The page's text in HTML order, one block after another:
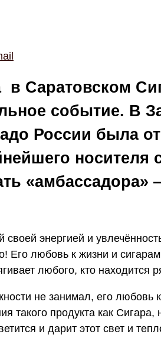
в Саратовском
событие. В
России была
носителя
энергией и
любовь к жизни и
любого, кто находится
не занимал, его любовь
такого продукта как Сигара,
и дарит этот свет и